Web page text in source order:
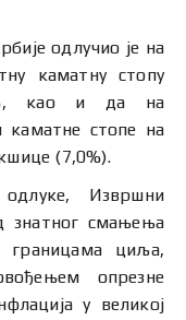
одлучио је на
каматну стопу
као и да на
стопе на
(7,0%).
Извршни
знатног смањења
циља,
опрезне
у великој